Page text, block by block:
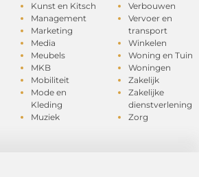
Kunst en Kitsch
Management
Marketing
Media
Meubels
MKB
Mobiliteit
Mode en
Kleding
Muziek
Verbouwen
Vervoer en
transport
Winkelen
Woning en Tuin
Woningen
Zakelijk
Zakelijke
dienstverlening
Zorg